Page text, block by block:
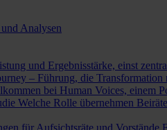
Analysen
und Ergebnisstärke, einst
– Führung, die Transformation
bei Human Voices, einem
Welche Rolle übernehmen
für Aufsichtsräte und Vorstände